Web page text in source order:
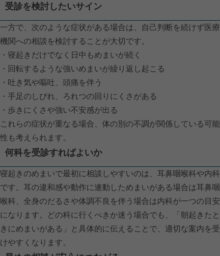
受診を検討したいサイン
一方で、次のような症状がある場合は、自己判断を続けず医療
機関への相談を検討することが大切です。
・寝起きだけでなく日中もめまいが続く
・回転するような強いめまいが繰り返し起こる
・吐き気や嘔吐、頭痛を伴う
・手足のしびれ、ろれつの回りにくさがある
・歩きにくさや強い不安感が出る
これらの症状が重なる場合、体の別の不調が関係している可能
性も考えられます。
何科を受診すればよいか
寝起きのめまいで最初に相談しやすいのは、耳鼻咽喉科や内科
です。耳の違和感や動作に連動しためまいがある場合は耳鼻咽
喉科、全身のだるさや体調不良を伴う場合は内科が一つの目安
になります。どの科に行くべきか迷う場合でも、「朝起きたと
きにめまいがある」と具体的に伝えることで、適切な案内を受
けやすくなります。